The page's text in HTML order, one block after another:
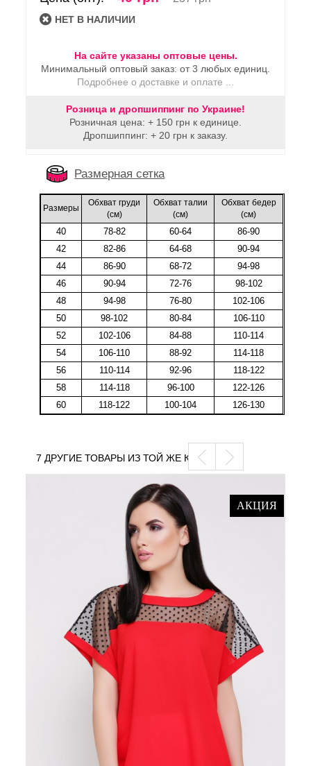
HЕТ В НАЛИЧИИ
На сайте указаны оптовые цены.
Минимальный оптовый заказ: от 3 любых единиц.
Подробнее о доставке и оплате ...
Розница и дропшиппинг по Украине!
Розничная цена: + 150 грн к единице.
Дропшиппинг: + 20 грн к заказу.
Размерная сетка
Размеры
Обхват груди
(cм)
Обхват талии
(cм)
Обхват бедер
(cм)
40 78-82 60-64
86-90
42
82-86 64-68
90-94
44
86-90 68-72
94-98
46
90-94 72-76
98-102
48
94-98 76-80
102-106
50
98-102 80-84
106-110
52
102-106 84-88
110-114
54
106-110 88-92
114-118
56
110-114 92-96
118-122
58
114-118 96-100
122-126
60
118-122 100-104 126-130
7 ДРУГИЕ ТОВАРЫ ИЗ ТОЙ ЖЕ КАТЕГОРИИ
АКЦИЯ